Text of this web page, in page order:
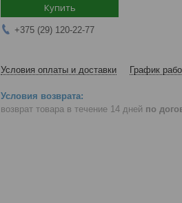
Купить
+375 (29) 120-22-77
Условия оплаты и доставки График
возврат товара в течение 14 дней по